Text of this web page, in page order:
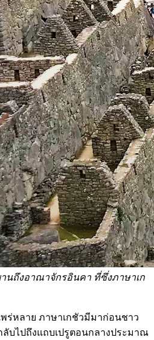
นถึงอาณาจักรอินคา ที่ซึ่งภาษาเก
ร่หลาย ภาษาเกชัวมีมาก่อนชาว
บไปถึงแถบเปรูตอนกลางประมาณ